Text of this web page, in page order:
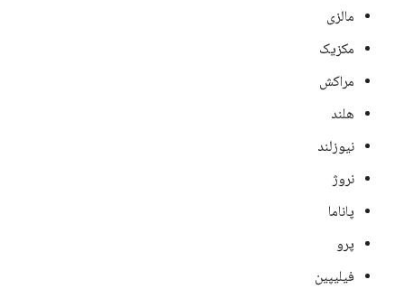
مالزی
مکزیک
مراکش
هلند
نیوزلند
نروژ
پاناما
پرو
فیلیپین